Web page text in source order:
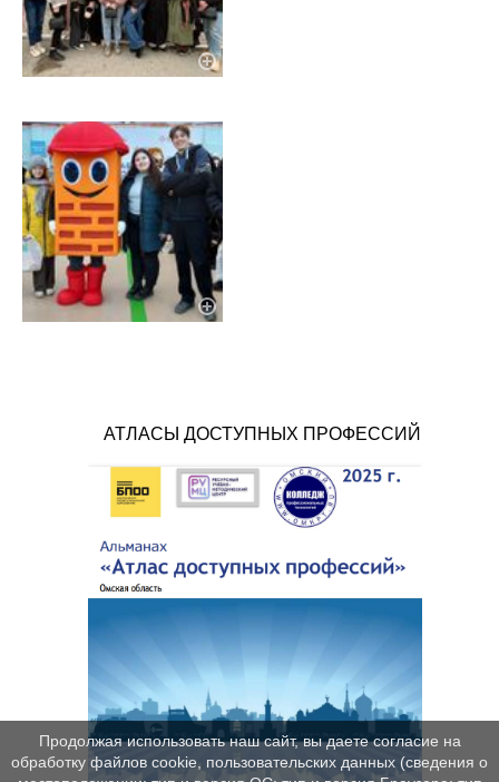
АТЛАСЫ ДОСТУПНЫХ ПРОФЕССИЙ
Продолжая использовать наш сайт, вы даете согласие на
обработку файлов cookie, пользовательских данных (сведения о